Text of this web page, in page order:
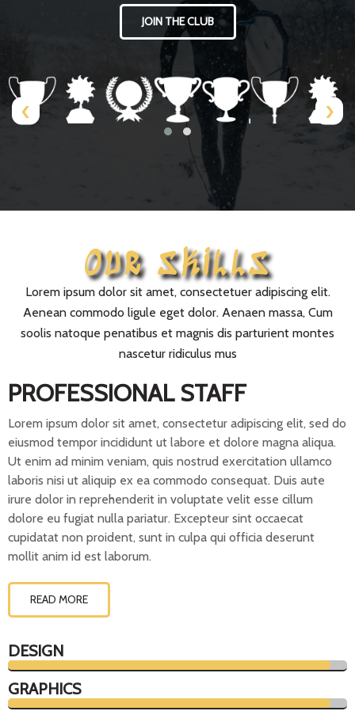
JOIN THE CLUB
‹ ›
OUR SKILLS
Lorem ipsum dolor sit amet, consectetuer adipiscing elit.
Aenean commodo ligule eget dolor. Aenaen massa, Cum
soolis natoque penatibus et magnis dis parturient montes
nascetur ridiculus mus
PROFESSIONAL STAFF
Lorem ipsum dolor sit amet, consectetur adipiscing elit, sed do
eiusmod tempor incididunt ut labore et dolore magna aliqua.
Ut enim ad minim veniam, quis nostrud exercitation ullamco
laboris nisi ut aliquip ex ea commodo consequat. Duis aute
irure dolor in reprehenderit in voluptate velit esse cillum
dolore eu fugiat nulla pariatur. Excepteur sint occaecat
cupidatat non proident, sunt in culpa qui officia deserunt
mollit anim id est laborum.
READ MORE
DESIGN
GRAPHICS